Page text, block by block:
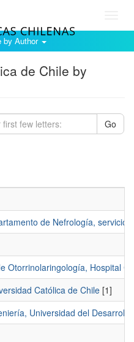
by Author
de Chile by
Go
de Nefrología,
Otorrinolaringología, Hospital
Católica de Chile [1]
Universidad del